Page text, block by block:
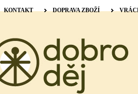
KONTAKT DOPRAVA ZBOŽÍ